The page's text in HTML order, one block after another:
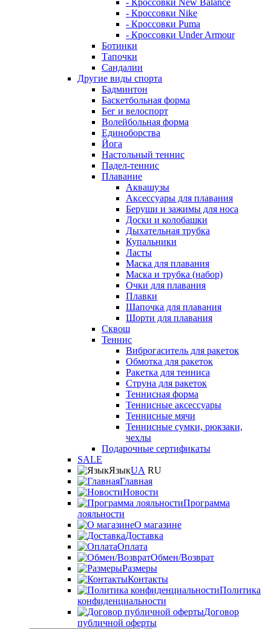
- Кроссовки New Balance
- Кроссовки Nike
- Кроссовки Puma
- Кроссовки Under Armour
Ботинки
Тапочки
Сандалии
Другие виды спорта
Бадминтон
Баскетбольная форма
Бег и велоспорт
Волейбольная форма
Единоборства
Йога
Настольный теннис
Падел-теннис
Плавание
Аквашузы
Аксессуары для плавания
Беруши и зажимы для носа
Доски и колобашки
Дыхательная трубка
Купальники
Ласты
Маска для плавания
Маска и трубка (набор)
Очки для плавания
Плавки
Шапочка для плавания
Шорти для плавания
Сквош
Теннис
Виброгаситель для ракеток
Обмотка для ракеток
Ракетка для тенниса
Струна для ракеток
Теннисная форма
Теннисные аксессуары
Теннисные мячи
Теннисные сумки, рюкзаки,
чехлы
Подарочные сертификаты
SALE
ЯзыкUA RU
Главная
Новости
Программа
лояльности
О магазине
Доставка
Оплата
Обмен/Возврат
Размеры
Контакты
Политика
конфиденциальности
Договор
публичной оферты